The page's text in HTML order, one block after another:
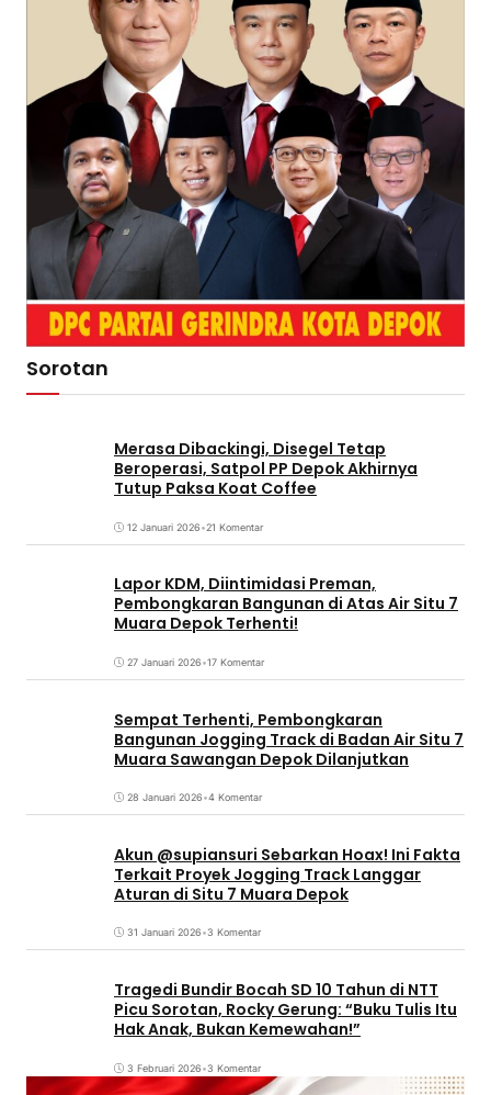
Sorotan
Merasa Dibackingi, Disegel Tetap
Beroperasi, Satpol PP Depok Akhirnya
Tutup Paksa Koat Coffee
12 Januari 2026•21 Komentar
Lapor KDM, Diintimidasi Preman,
Pembongkaran Bangunan di Atas Air Situ 7
Muara Depok Terhenti!
27 Januari 2026•17 Komentar
Sempat Terhenti, Pembongkaran
Bangunan Jogging Track di Badan Air Situ 7
Muara Sawangan Depok Dilanjutkan
28 Januari 2026•4 Komentar
Akun @supiansuri Sebarkan Hoax! Ini Fakta
Terkait Proyek Jogging Track Langgar
Aturan di Situ 7 Muara Depok
31 Januari 2026•3 Komentar
Tragedi Bundir Bocah SD 10 Tahun di NTT
Picu Sorotan, Rocky Gerung: “Buku Tulis Itu
Hak Anak, Bukan Kemewahan!”
3 Februari 2026•3 Komentar